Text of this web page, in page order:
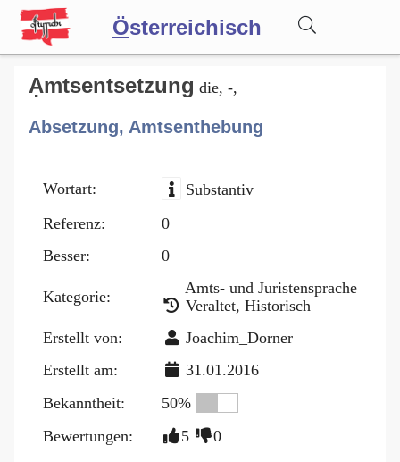
Österreichisch
Wörterbuch
Forum
Blog
Ạmtsentsetzung die, -,
Absetzung, Amtsenthebung
Wortart:
Substantiv
Referenz:
0
Besser:
0
Kategorie:
Amts- und Juristensprache
Veraltet, Historisch
Erstellt von:
Joachim_Dorner
Erstellt am:
31.01.2016
Bekanntheit:
50%
Bewertungen:
5 0